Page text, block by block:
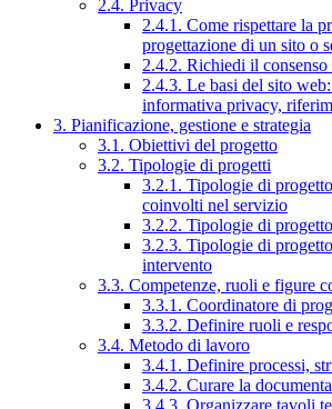
2.4. Privacy
2.4.1. Come rispettare la
progettazione di un sito o
2.4.2. Richiedi il consenso
2.4.3. Le basi del sito
informativa privacy,
3. Pianificazione, gestione e strategia
3.1. Obiettivi del progetto
3.2. Tipologie di progetti
3.2.1. Tipologie di
coinvolti nel servizio
3.2.2. Tipologie di
3.2.3. Tipologie di
intervento
3.3. Competenze, ruoli e figure
3.3.1. Coordinatore di
3.3.2. Definire ruoli e
3.4. Metodo di lavoro
3.4.1. Definire processi,
3.4.2. Curare la
3.4.3. Organizzare tavoli